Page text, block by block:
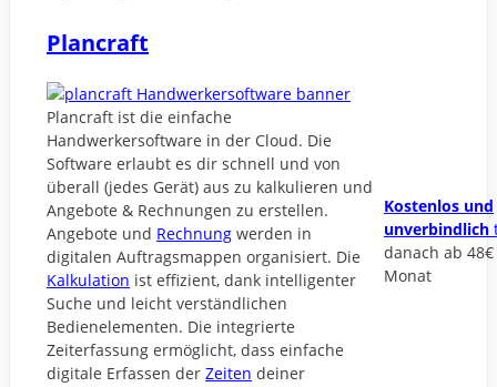
Plancraft
Plancraft ist die einfache
Handwerkersoftware in der Cloud. Die
Software erlaubt es dir schnell und von
überall (jedes Gerät) aus zu kalkulieren und
Angebote & Rechnungen zu erstellen.
Angebote und Rechnung werden in
digitalen Auftragsmappen organisiert. Die
Kalkulation ist effizient, dank intelligenter
Suche und leicht verständlichen
Bedienelementen. Die integrierte
Zeiterfassung ermöglicht, dass einfache
digitale Erfassen der Zeiten deiner
Kostenlos und
unverbindlich
danach ab
Monat